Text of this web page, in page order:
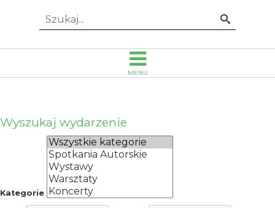
Publiczna
im.
Emanuela
w
Opolu
Idź
Szukaj...
MENU
Wyszukaj wydarzenie
Kategorie